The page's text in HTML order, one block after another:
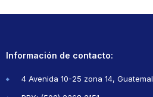
Información de contacto:
4 Avenida 10-25 zona 14,